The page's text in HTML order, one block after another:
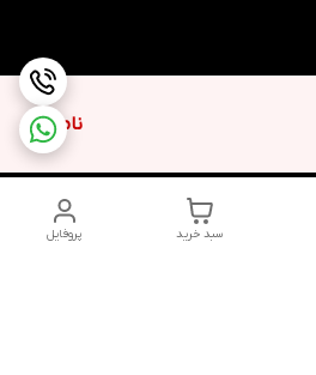
ناموجود
پروفایل سبد خرید